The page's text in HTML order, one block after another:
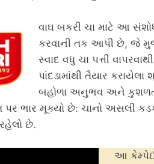
વાઘ બકરી ચા માટે આ
કરવાની તક આપી છે, જે
સ્વાદ વધુ ચા પત્તી
પાંદડામાંથી તૈયાર કરાયેલા
બહોળા અનુભવ અને
ભાર મૂક્યો છે: ચાનો અસલી
છે.
આ